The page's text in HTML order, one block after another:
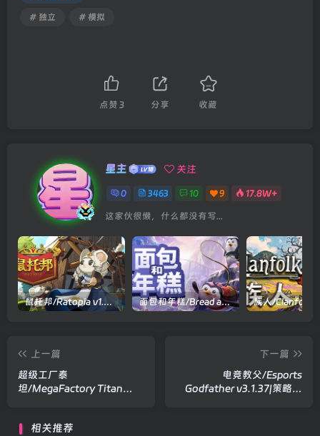
# 独立 # 模拟
点赞 3 分享 收藏
星主 关注
0 3463 10 9 17.8W+
这家伙很懒，什么都没有写...
鼠托邦/Ratopia v1.0.0530|策略模拟|容量2.9GB|官方中文版 面包和年糕/Bread and Fred Build.21411256|动作冒险|容量1.1GB|官方中文版
上一篇
超级工厂泰
坦/MegaFactory Titan
下一篇
电竞教父/Esports
Godfather v3.1.37|策略模
相关推荐